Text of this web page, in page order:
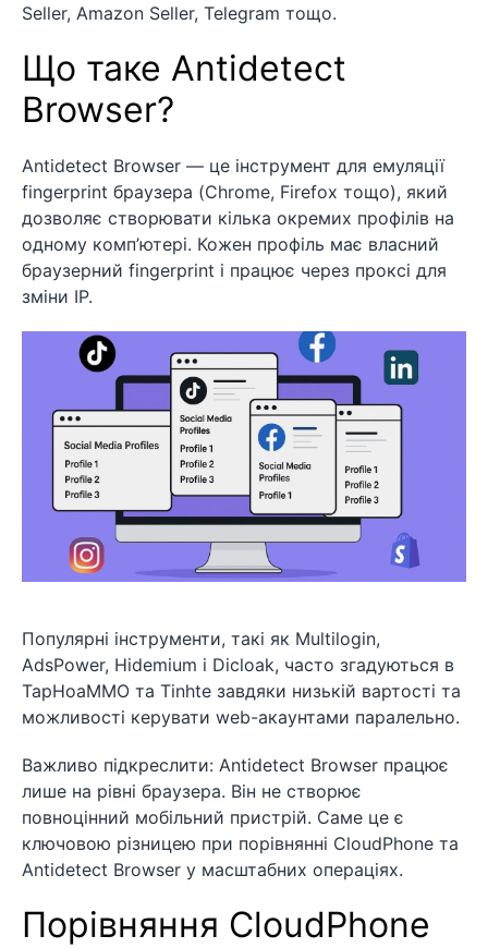
Seller, Amazon Seller, Telegram тощо.
Що таке Antidetect
Browser?
Antidetect Browser — це інструмент для емуляції
fingerprint браузера (Chrome, Firefox тощо), який
дозволяє створювати кілька окремих профілів на
одному комп’ютері. Кожен профіль має власний
браузерний fingerprint і працює через проксі для
зміни IP.
Популярні інструменти, такі як Multilogin,
AdsPower, Hidemium і Dicloak, часто згадуються в
TapHoaMMO та Tinhte завдяки низькій вартості та
можливості керувати web-акаунтами паралельно.
Важливо підкреслити: Antidetect Browser працює
лише на рівні браузера. Він не створює
повноцінний мобільний пристрій. Саме це є
ключовою різницею при порівнянні CloudPhone та
Antidetect Browser у масштабних операціях.
Порівняння CloudPhone